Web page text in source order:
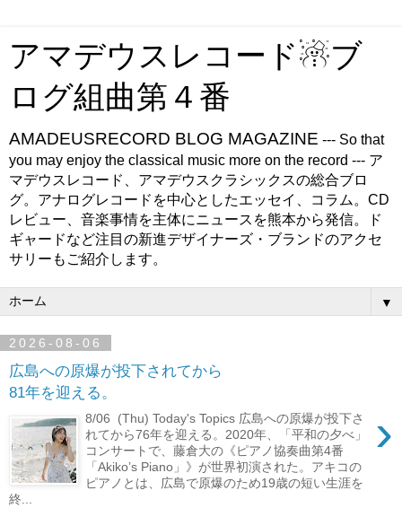
アマデウスレコード☃ブ
ログ組曲第４番
AMADEUSRECORD BLOG MAGAZINE --- So that
you may enjoy the classical music more on the record --- ア
マデウスレコード、アマデウスクラシックスの総合ブロ
グ。アナログレコードを中心としたエッセイ、コラム。CD
レビュー、音楽事情を主体にニュースを熊本から発信。ド
ギャードなど注目の新進デザイナーズ・ブランドのアクセ
サリーもご紹介します。
▼
2026-08-06
広島への原爆が投下されてから
81年を迎える。
›
8/06 (Thu) Today's Topics 広島への原爆が投下さ
れてから76年を迎える。2020年、「平和の夕べ」
コンサートで、藤倉大の《ピアノ協奏曲第4番
「Akiko’s Piano」》が世界初演された。アキコの
ピアノとは、広島で原爆のため19歳の短い生涯を
終...